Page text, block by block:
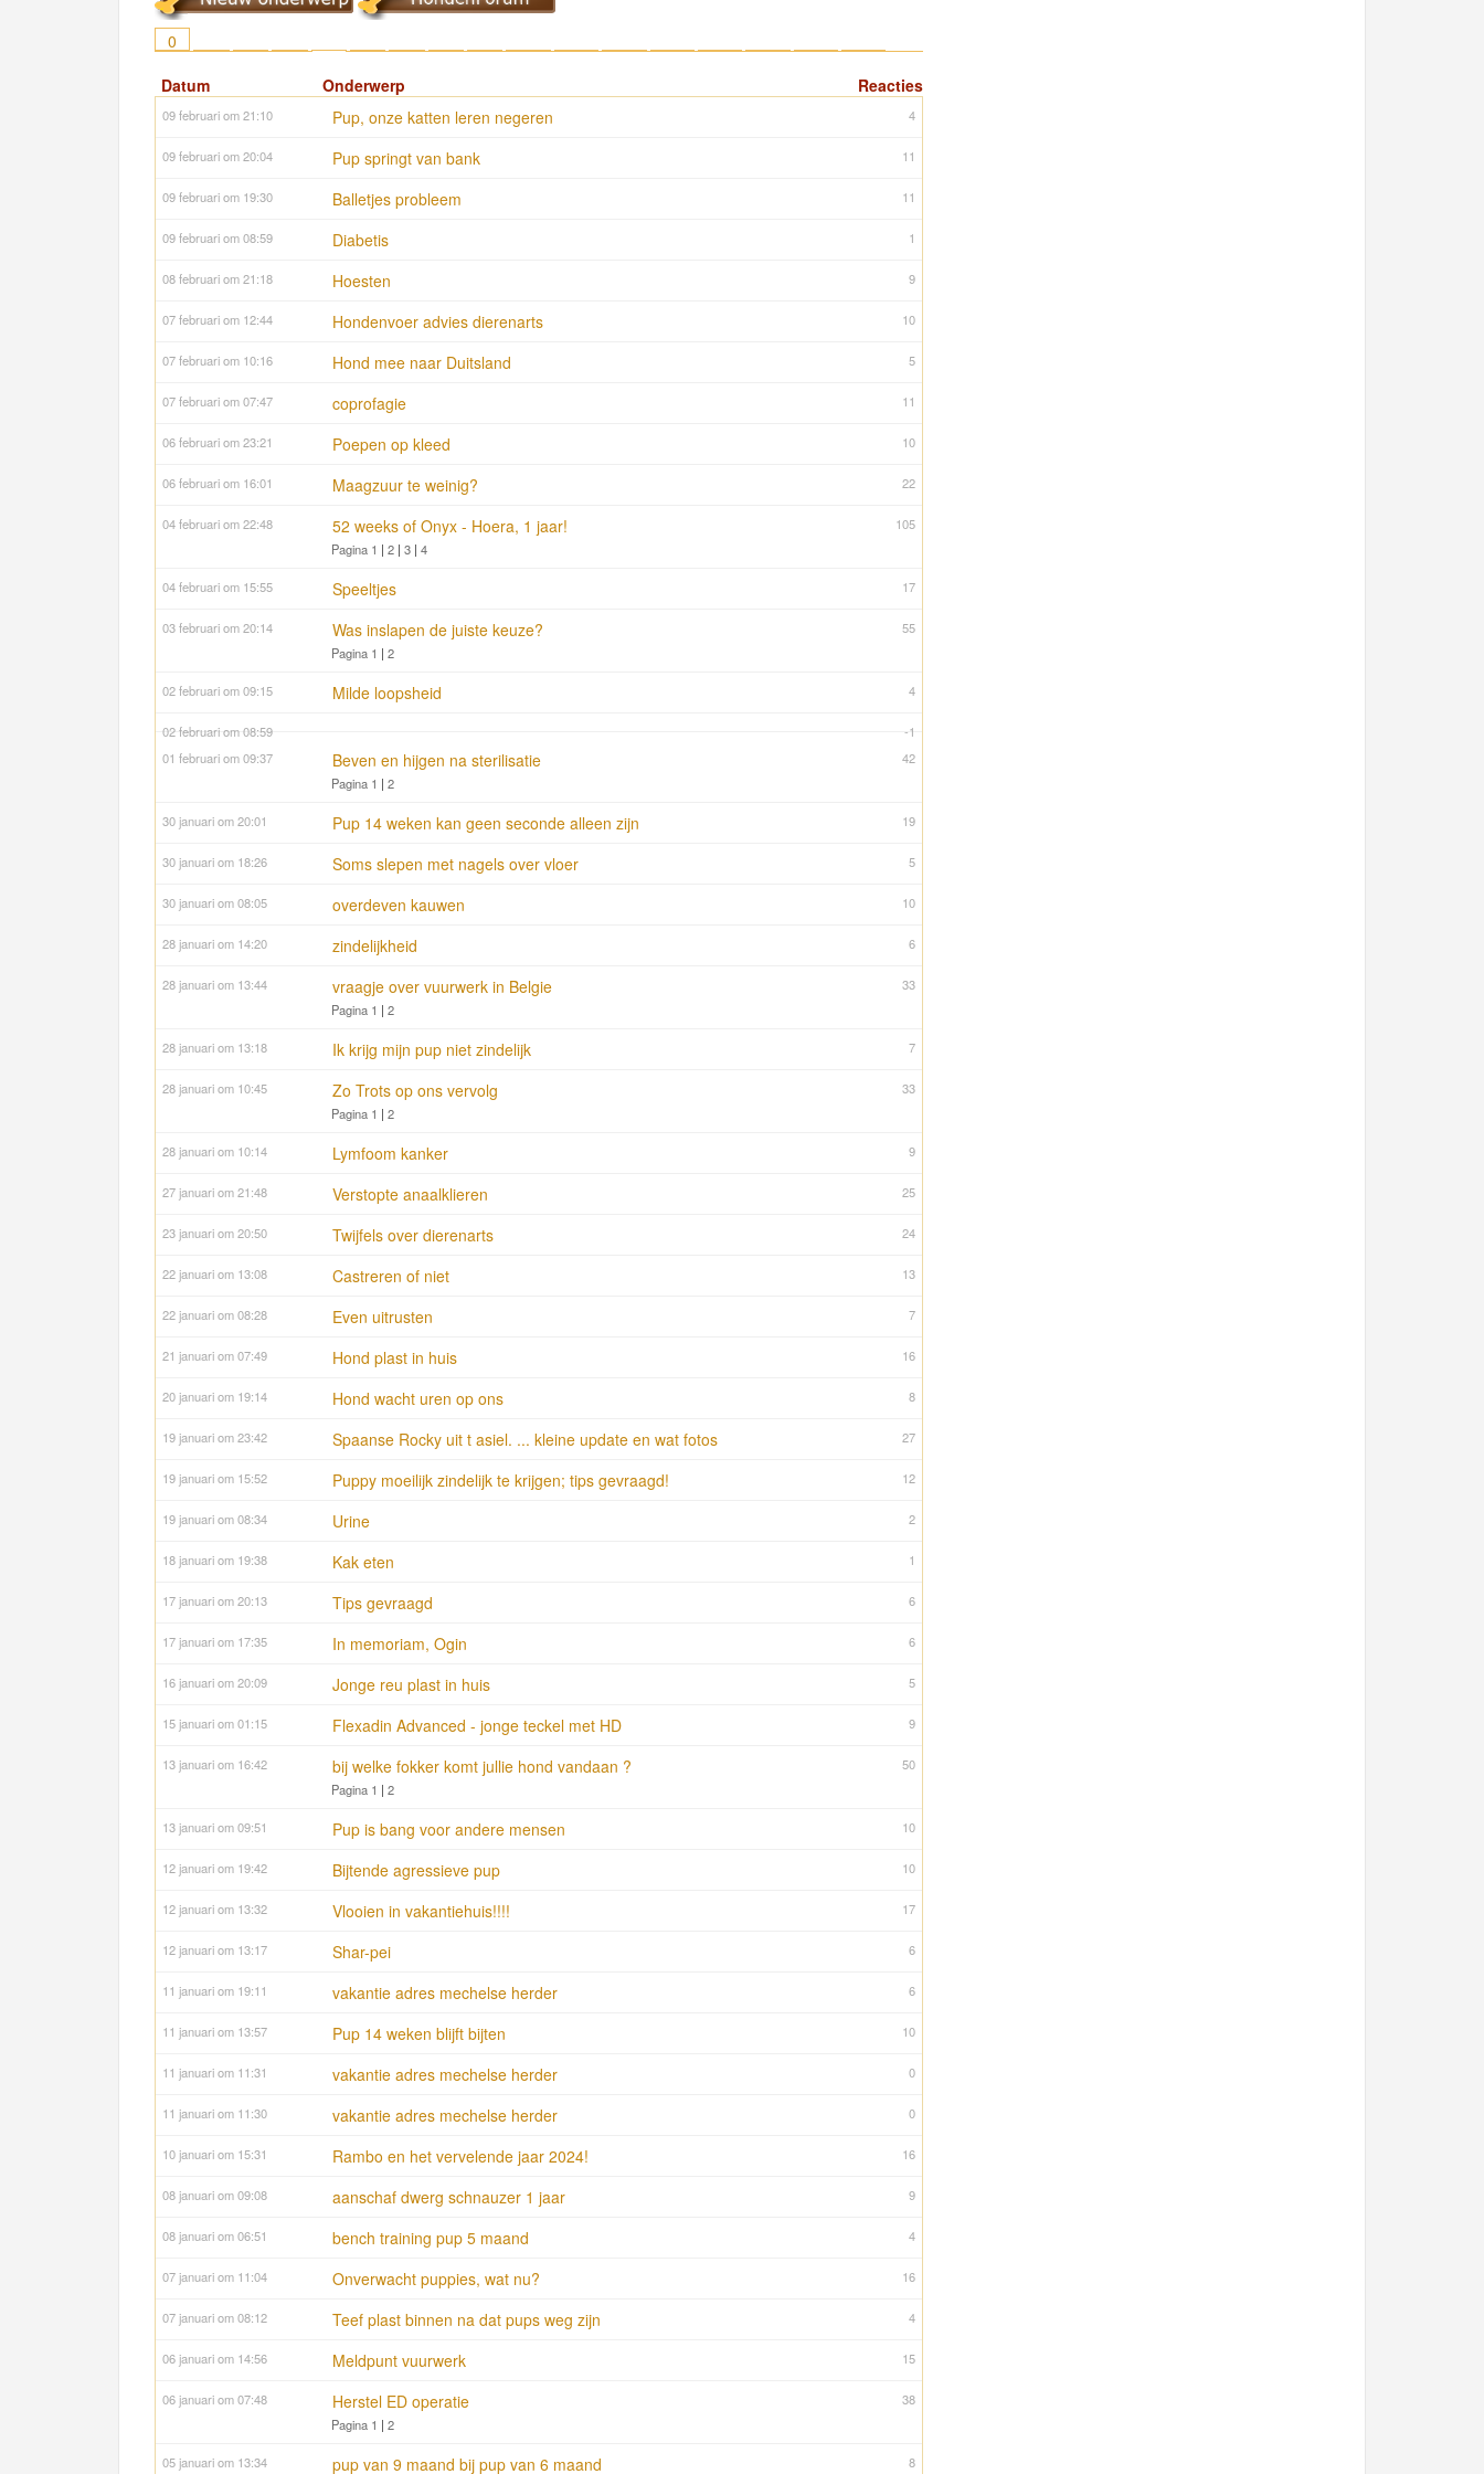
0
Reacties
Datum Onderwerp
4
09 februari om 21:10 Pup, onze katten leren negeren
11
09 februari om 20:04 Pup springt van bank
11
09 februari om 19:30 Balletjes probleem
1
09 februari om 08:59 Diabetis
9
08 februari om 21:18 Hoesten
10
07 februari om 12:44 Hondenvoer advies dierenarts
5
07 februari om 10:16 Hond mee naar Duitsland
11
07 februari om 07:47 coprofagie
10
06 februari om 23:21 Poepen op kleed
22
06 februari om 16:01 Maagzuur te weinig?
105
04 februari om 22:48 52 weeks of Onyx - Hoera, 1 jaar!
Pagina 1 | 2 | 3 | 4
17
04 februari om 15:55 Speeltjes
55
03 februari om 20:14 Was inslapen de juiste keuze?
Pagina 1 | 2
4
02 februari om 09:15 Milde loopsheid
-1
02 februari om 08:59
42
01 februari om 09:37 Beven en hijgen na sterilisatie
Pagina 1 | 2
19
30 januari om 20:01 Pup 14 weken kan geen seconde alleen zijn
5
30 januari om 18:26 Soms slepen met nagels over vloer
10
30 januari om 08:05 overdeven kauwen
6
28 januari om 14:20 zindelijkheid
33
28 januari om 13:44 vraagje over vuurwerk in Belgie
Pagina 1 | 2
7
28 januari om 13:18 Ik krijg mijn pup niet zindelijk
33
28 januari om 10:45 Zo Trots op ons vervolg
Pagina 1 | 2
9
28 januari om 10:14 Lymfoom kanker
25
27 januari om 21:48 Verstopte anaalklieren
24
23 januari om 20:50 Twijfels over dierenarts
13
22 januari om 13:08 Castreren of niet
7
22 januari om 08:28 Even uitrusten
16
21 januari om 07:49 Hond plast in huis
8
20 januari om 19:14 Hond wacht uren op ons
27
19 januari om 23:42 Spaanse Rocky uit t asiel. ... kleine update en wat fotos
12
19 januari om 15:52 Puppy moeilijk zindelijk te krijgen; tips gevraagd!
2
19 januari om 08:34 Urine
1
18 januari om 19:38 Kak eten
6
17 januari om 20:13 Tips gevraagd
6
17 januari om 17:35 In memoriam, Ogin
5
16 januari om 20:09 Jonge reu plast in huis
9
15 januari om 01:15 Flexadin Advanced - jonge teckel met HD
50
13 januari om 16:42 bij welke fokker komt jullie hond vandaan ?
Pagina 1 | 2
10
13 januari om 09:51 Pup is bang voor andere mensen
10
12 januari om 19:42 Bijtende agressieve pup
17
12 januari om 13:32 Vlooien in vakantiehuis!!!!
6
12 januari om 13:17 Shar-pei
6
11 januari om 19:11 vakantie adres mechelse herder
10
11 januari om 13:57 Pup 14 weken blijft bijten
0
11 januari om 11:31 vakantie adres mechelse herder
0
11 januari om 11:30 vakantie adres mechelse herder
16
10 januari om 15:31 Rambo en het vervelende jaar 2024!
9
08 januari om 09:08 aanschaf dwerg schnauzer 1 jaar
4
08 januari om 06:51 bench training pup 5 maand
16
07 januari om 11:04 Onverwacht puppies, wat nu?
4
07 januari om 08:12 Teef plast binnen na dat pups weg zijn
15
06 januari om 14:56 Meldpunt vuurwerk
38
06 januari om 07:48 Herstel ED operatie
Pagina 1 | 2
8
05 januari om 13:34 pup van 9 maand bij pup van 6 maand